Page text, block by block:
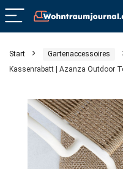
Start Gartenaccessoires
Kassenrabatt | Azanza Outdoor